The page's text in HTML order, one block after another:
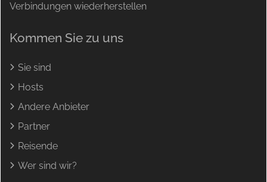
Verbindungen wiederherstellen
Kommen Sie zu uns
Sie sind
Hosts
Andere Anbieter
Partner
Reisende
Wer sind wir?